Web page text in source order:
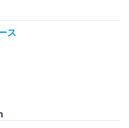
ス